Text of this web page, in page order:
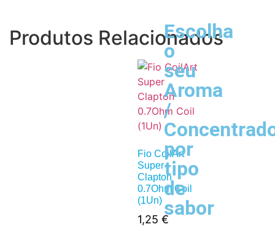
Escolha
o
seu
Aroma
/
por
tipo
de
sabor
Produtos Relacionados
Fio CoilArt
Super
Clapton
0.7Ohm Coil
(1Un)
1,25 €